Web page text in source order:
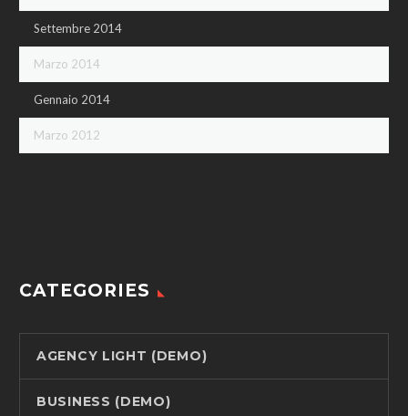
Settembre 2014
Marzo 2014
Gennaio 2014
Marzo 2012
CATEGORIES
AGENCY LIGHT (DEMO)
BUSINESS (DEMO)